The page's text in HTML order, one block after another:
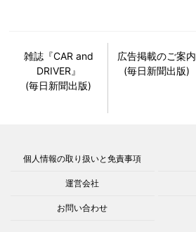
雑誌『CAR and
DRIVER』
(毎日新聞出版)
広告掲載のご案内
(毎日新聞出版)
個人情報の取り扱いと免責事項
運営会社
お問い合わせ